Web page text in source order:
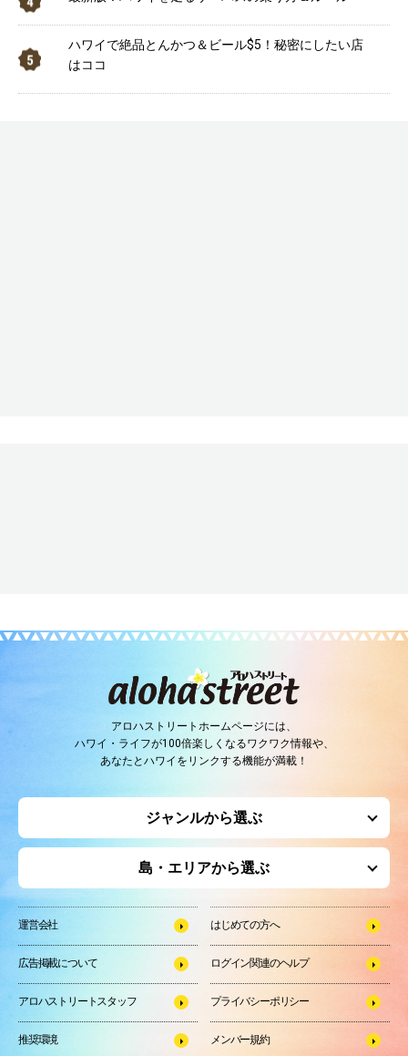
ハワイで絶品とんかつ＆ビール$5！秘密にしたい店
はココ
アロハストリートホームページには、
ハワイ・ライフが100倍楽しくなるワクワク情報や、
あなたとハワイをリンクする機能が満載！
ジャンルから選ぶ
島・エリアから選ぶ
運営会社 はじめての方へ
広告掲載について ログイン関連のヘルプ
アロハストリートスタッフ プライバシーポリシー
推奨環境 メンバー規約